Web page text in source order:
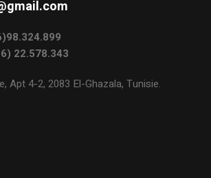
22.578.343
Apt 4-2, 2083 El-Ghazala, Tunisie.